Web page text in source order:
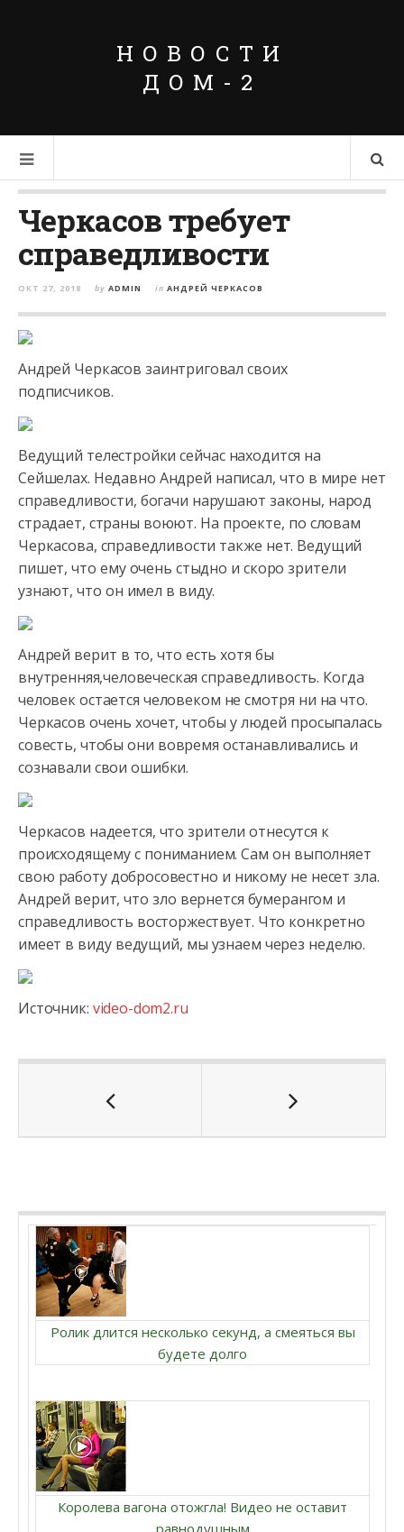
НОВОСТИ
ДОМ-2
Черкасов требует
справедливости
ОКТ 27, 2018 by ADMIN in АНДРЕЙ ЧЕРКАСОВ
Андрей Черкасов заинтриговал своих
подписчиков.
Ведущий телестройки сейчас находится на
Сейшелах. Недавно Андрей написал, что в мире нет
справедливости, богачи нарушают законы, народ
страдает, страны воюют. На проекте, по словам
Черкасова, справедливости также нет. Ведущий
пишет, что ему очень стыдно и скоро зрители
узнают, что он имел в виду.
Андрей верит в то, что есть хотя бы
внутренняя,человеческая справедливость. Когда
человек остается человеком не смотря ни на что.
Черкасов очень хочет, чтобы у людей просыпалась
совесть, чтобы они вовремя останавливались и
сознавали свои ошибки.
Черкасов надеется, что зрители отнесутся к
происходящему с пониманием. Сам он выполняет
свою работу добросовестно и никому не несет зла.
Андрей верит, что зло вернется бумерангом и
справедливость восторжествует. Что конкретно
имеет в виду ведущий, мы узнаем через неделю.
Источник: video-dom2.ru
Ролик длится несколько секунд, а смеяться вы
будете долго
Королева вагона отожгла! Видео не оставит
равнодушным